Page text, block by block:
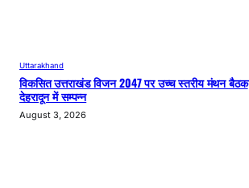
Uttarakhand
विकसित उत्तराखंड विजन 2047 पर उच्च स्तरीय मंथन बैठक
देहरादून में सम्पन्न
August 3, 2026